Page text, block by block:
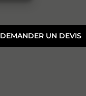
DEMANDER UN DEVIS